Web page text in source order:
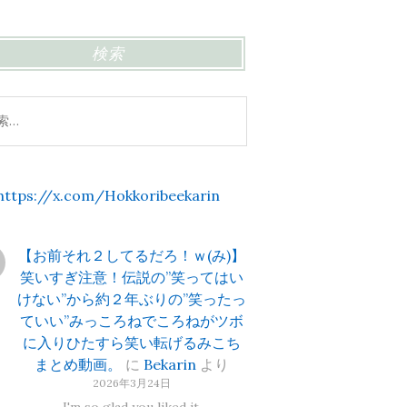
検索
x.com/Hokkoribeekarin
【お前それ２してるだろ！ｗ(み)】
笑いすぎ注意！伝説の”笑ってはい
けない”から約２年ぶりの”笑ったっ
ていい”みっころねでころねがツボ
に入りひたすら笑い転げるみこち
まとめ動画。
に Bekarin より
2026年3月24日